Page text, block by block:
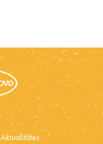
Aktualitātes